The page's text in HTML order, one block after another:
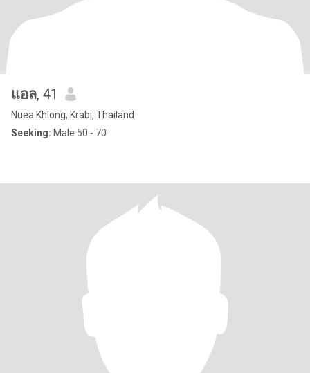
แอล, 41
Nuea Khlong, Krabi, Thailand
Seeking: Male 50 - 70